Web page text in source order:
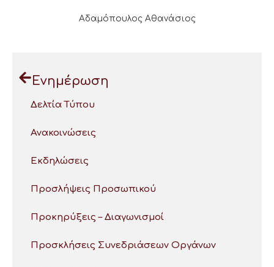
Αδαμόπουλος Αθανάσιος
Ενημέρωση
Δελτία Τύπου
Ανακοινώσεις
Εκδηλώσεις
Προσλήψεις Προσωπικού
Προκηρύξεις – Διαγωνισμοί
Προσκλήσεις Συνεδριάσεων Οργάνων